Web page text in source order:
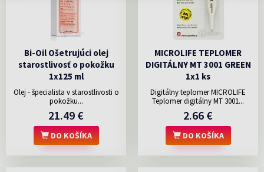
Bi-Oil Ošetrujúci olej
starostlivosť o pokožku
1x125 ml
Olej - špecialista v starostlivosti o
pokožku...
21.49 €
DO KOŠÍKA
MICROLIFE TEPLOMER
DIGITÁLNY MT 3001 GREEN
1x1 ks
Digitálny teplomer MICROLIFE
Teplomer digitálny MT 3001...
2.66 €
DO KOŠÍKA